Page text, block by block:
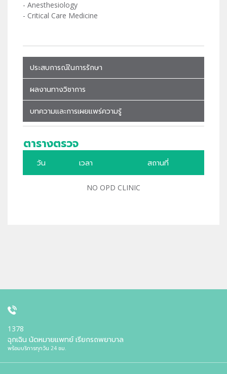
- Anesthesiology
- Critical Care Medicine
ประสบการณ์ในการรักษา
ผลงานทางวิชาการ
บทความและการเผยแพร่ความรู้
ตารางตรวจ
วัน เวลา สถานที่
NO OPD CLINIC
1378
ฉุกเฉิน นัดหมายแพทย์ เรียกรถพยาบาล
พร้อมบริการทุกวัน 24 ชม.